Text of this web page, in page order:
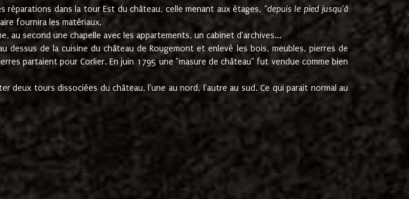
réparations dans la tour Est du château, celle menant aux étages, "depuis le pied jusqu'à
fournira les matériaux.
au second une chapelle avec les appartements, un cabinet d'archives...
de la cuisine du château de Rougemont et enlevé les bois, meubles, pierres de
partaient pour Corlier. En juin 1795 une "masure de château" fut vendue comme bien
tours dissociées du château, l'une au nord, l'autre au sud. Ce qui parait normal au